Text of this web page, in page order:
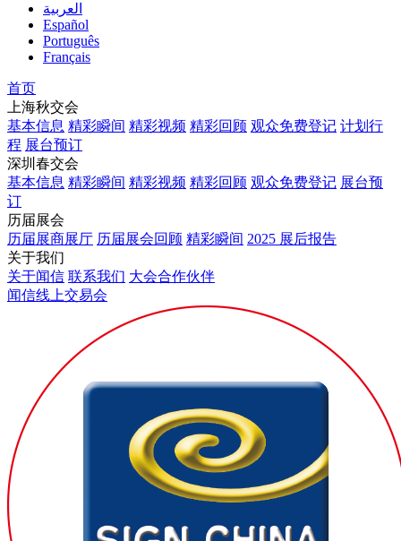
العربية
Español
Português
Français
首页
上海秋交会
基本信息 精彩瞬间 精彩视频 精彩回顾 观众免费登记 计划行
程 展台预订
深圳春交会
基本信息 精彩瞬间 精彩视频 精彩回顾 观众免费登记 展台预
订
历届展会
历届展商展厅 历届展会回顾 精彩瞬间 2025 展后报告
关于我们
关于闻信 联系我们 大会合作伙伴
闻信线上交易会